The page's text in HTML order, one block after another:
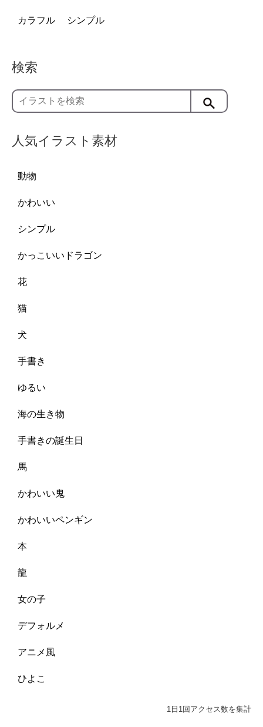
カラフル シンプル
検索
人気イラスト素材
動物
かわいい
シンプル
かっこいいドラゴン
花
猫
犬
手書き
ゆるい
海の生き物
手書きの誕生日
馬
かわいい鬼
かわいいペンギン
本
龍
女の子
デフォルメ
アニメ風
ひよこ
1日1回アクセス数を集計